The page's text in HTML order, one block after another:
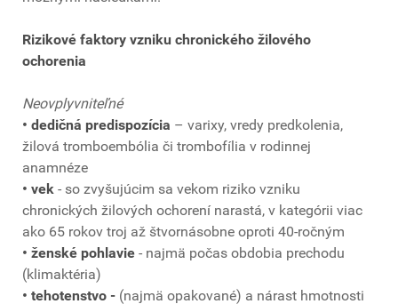
Rizikové faktory vzniku chronického žilového
ochorenia
Neovplyvniteľné
• dedičná predispozícia – varixy, vredy predkolenia,
žilová tromboembólia či trombofília v rodinnej
anamnéze
• vek - so zvyšujúcim sa vekom riziko vzniku
chronických žilových ochorení narastá, v kategórii viac
ako 65 rokov troj až štvornásobne oproti 40-ročným
• ženské pohlavie - najmä počas obdobia prechodu
(klimaktéria)
• tehotenstvo - (najmä opakované) a nárast hmotnosti